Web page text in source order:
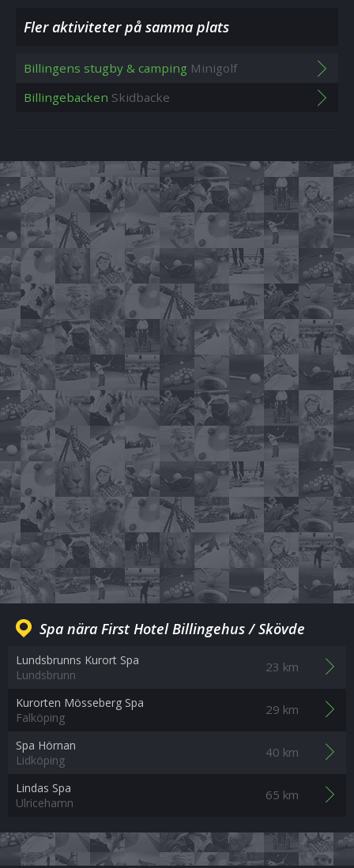
Fler aktiviteter på samma plats
Billingens stugby & camping Minigolf
Billingebacken Skidbacke
Spa nära First Hotel Billingehus / Skövde
Lundsbrunns Kurort Spa
Lundsbrunn
23 km
Kurorten Mösseberg Spa
Falköping
29 km
Spa Hörnan
Lidköping
40 km
Lindas Spa
Ulricehamn
65 km